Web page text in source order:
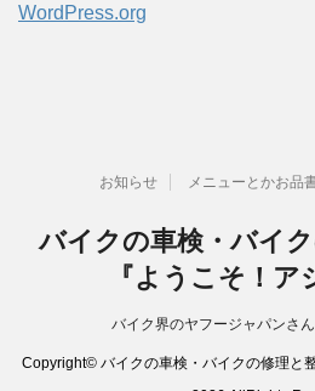
WordPress.org
お知らせ メニューとかお品
バイクの車検・バイ
『ようこそ！ア
バイク界のヤフージャパンさ
Copyright© バイクの車検・バイクの修理と